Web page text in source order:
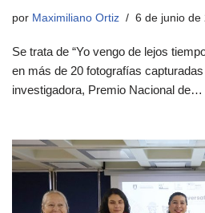
por Maximiliano Ortiz 6 de junio de
Se trata de “Yo vengo de lejos
en más de 20 fotografías
investigadora, Premio Nacional de…